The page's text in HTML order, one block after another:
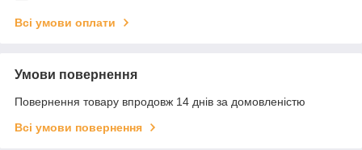
Всі умови оплати
Умови повернення
Повернення товару впродовж 14 днів за домовленістю
Всі умови повернення